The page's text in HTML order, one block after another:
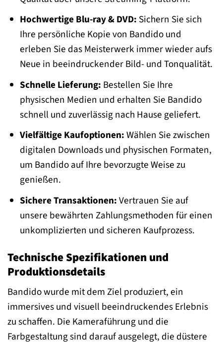
Hochwertige Blu-ray & DVD: Sichern Sie sich
Ihre persönliche Kopie von Bandido und
erleben Sie das Meisterwerk immer wieder aufs
Neue in beeindruckender Bild- und Tonqualität.
Schnelle Lieferung: Bestellen Sie Ihre
physischen Medien und erhalten Sie Bandido
schnell und zuverlässig nach Hause geliefert.
Vielfältige Kaufoptionen:Wählen Sie zwischen
digitalen Downloads und physischen Formaten,
um Bandido auf Ihre bevorzugte Weise zu
genießen.
Sichere Transaktionen:Vertrauen Sie auf
unsere bewährten Zahlungsmethoden für einen
unkomplizierten und sicheren Kaufprozess.
Technische Spezifikationen und
Produktionsdetails
Bandido wurde mit dem Ziel produziert, ein
immersives und visuell beeindruckendes Erlebnis
zu schaffen. Die Kameraführung und die
Farbgestaltung sind darauf ausgelegt, die düstere